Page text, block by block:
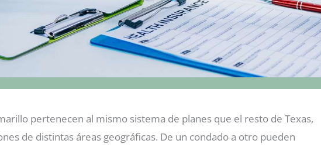
pertenecen al mismo sistema de planes que el resto de Texas,
de distintas áreas geográficas. De un condado a otro pueden